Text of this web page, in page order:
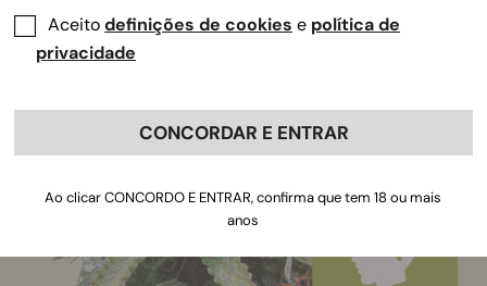
Aceitodefinições de cookies e política de
privacidade
CONCORDAR E ENTRAR
Ao clicar CONCORDO E ENTRAR, confirma que tem 18 ou mais
anos